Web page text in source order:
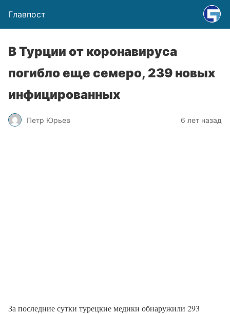
Главпост
В Турции от коронавируса
погибло еще семеро, 239 новых
инфицированных
Петр Юрьев 6 лет назад
За последние сутки турецкие медики обнаружили 293